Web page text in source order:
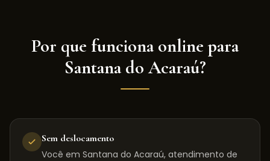
Por que funciona online para
Santana do Acaraú?
Sem deslocamento
Você em Santana do Acaraú, atendimento de